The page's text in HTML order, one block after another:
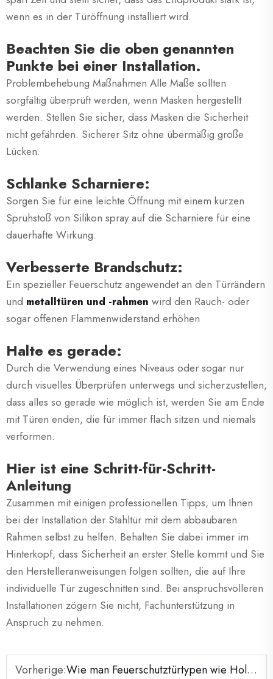
wenn es in der Türöffnung installiert wird.
Beachten Sie die oben genannten
Punkte bei einer Installation.
Problembehebung Maßnahmen Alle Maße sollten
sorgfältig überprüft werden, wenn Masken hergestellt
werden. Stellen Sie sicher, dass Masken die Sicherheit
nicht gefährden. Sicherer Sitz ohne übermäßig große
Lücken.
Schlanke Scharniere:
Sorgen Sie für eine leichte Öffnung mit einem kurzen
Sprühstoß von Silikon spray auf die Scharniere für eine
dauerhafte Wirkung.
Verbesserte Brandschutz:
Ein spezieller Feuerschutz angewendet an den Türrändern
und metalltüren und -rahmen wird den Rauch- oder
sogar offenen Flammenwiderstand erhöhen
Halte es gerade:
Durch die Verwendung eines Niveaus oder sogar nur
durch visuelles Überprüfen unterwegs und sicherzustellen,
dass alles so gerade wie möglich ist, werden Sie am Ende
mit Türen enden, die für immer flach sitzen und niemals
verformen.
Hier ist eine Schritt-für-Schritt-
Anleitung
Zusammen mit einigen professionellen Tipps, um Ihnen
bei der Installation der Stahltür mit dem abbaubaren
Rahmen selbst zu helfen. Behalten Sie dabei immer im
Hinterkopf, dass Sicherheit an erster Stelle kommt und Sie
den Herstelleranweisungen folgen sollten, die auf Ihre
individuelle Tür zugeschnitten sind. Bei anspruchsvolleren
Installationen zögern Sie nicht, Fachunterstützung in
Anspruch zu nehmen.
Vorherige:Wie man Feuerschutztürtypen wie Holz- oder Metalltüren für verschiedene Bereiche auswählt